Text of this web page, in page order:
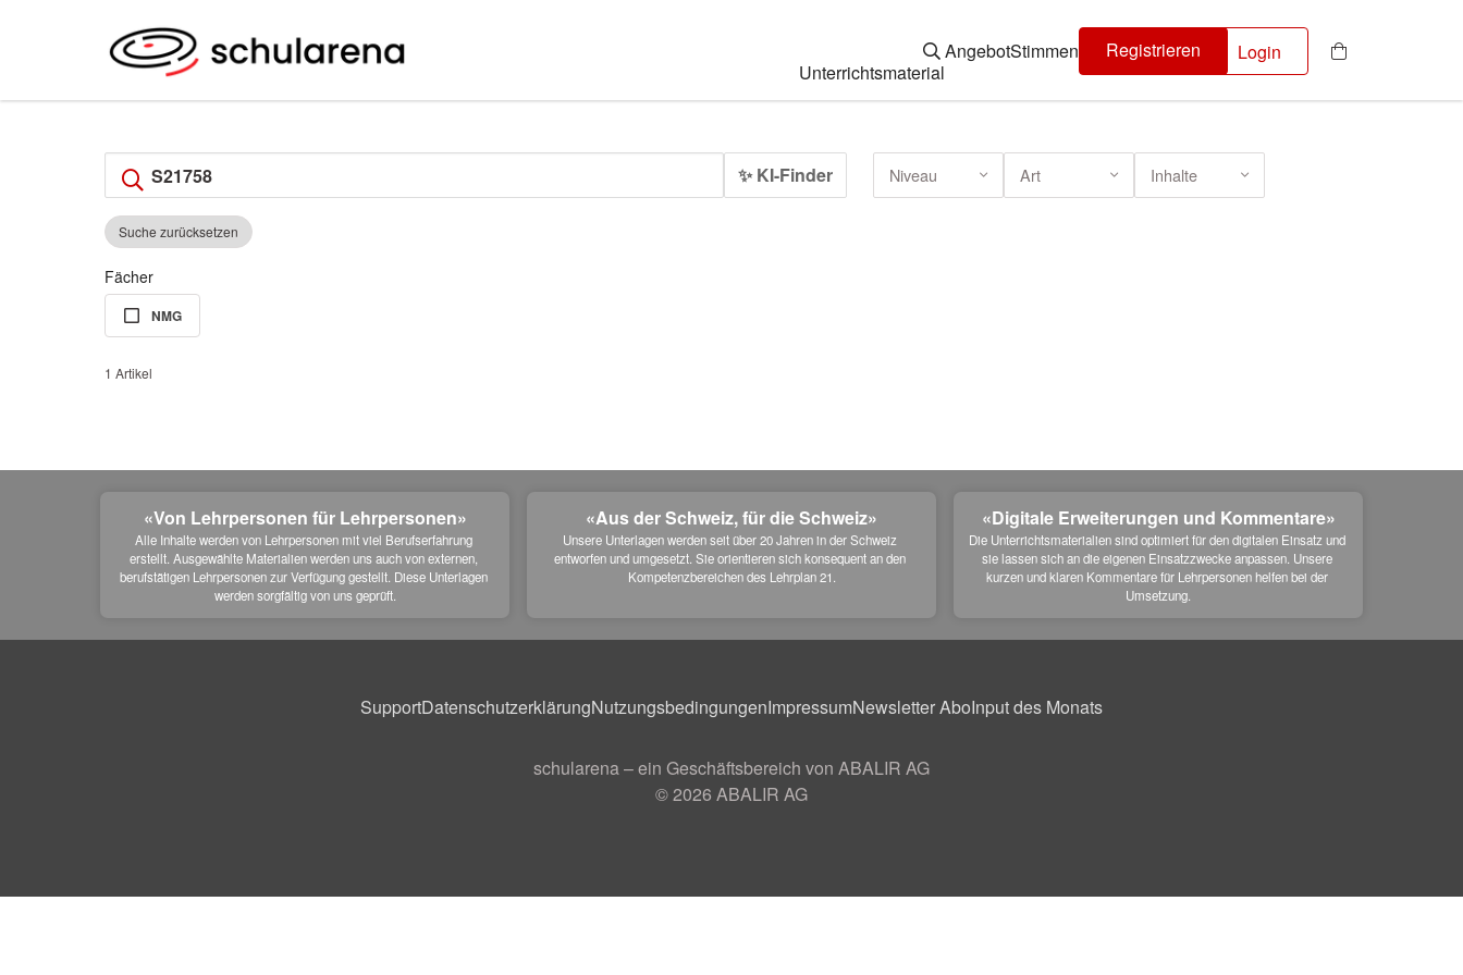
Unterrichtsmaterial
AngebotStimmen Registrieren Login
✨ KI-Finder Niveau Art Inhalte
Suche zurücksetzen
Fächer
NMG
1 Artikel
«Von Lehrpersonen für Lehrpersonen»
Alle Inhalte werden von Lehrpersonen mit viel Berufserfahrung
erstellt. Ausgewählte Materialien werden uns auch von externen,
berufstätigen Lehrpersonen zur Verfügung gestellt. Diese Unterlagen
werden sorgfältig von uns geprüft.
«Aus der Schweiz, für die Schweiz»
Unsere Unterlagen werden seit über 20 Jahren in der Schweiz
entworfen und umgesetzt. Sie orientieren sich konsequent an den
Kompetenzbereichen des Lehrplan 21.
«Digitale Erweiterungen und Kommentare»
Die Unterrichtsmaterialien sind optimiert für den digitalen Einsatz und
sie lassen sich an die eigenen Einsatzzwecke anpassen. Unsere
kurzen und klaren Kommentare für Lehrpersonen helfen bei der
Umsetzung.
SupportDatenschutzerklärungNutzungsbedingungenImpressumNewsletter AboInput des Monats
schularena – ein Geschäftsbereich von ABALIR AG
© 2026 ABALIR AG